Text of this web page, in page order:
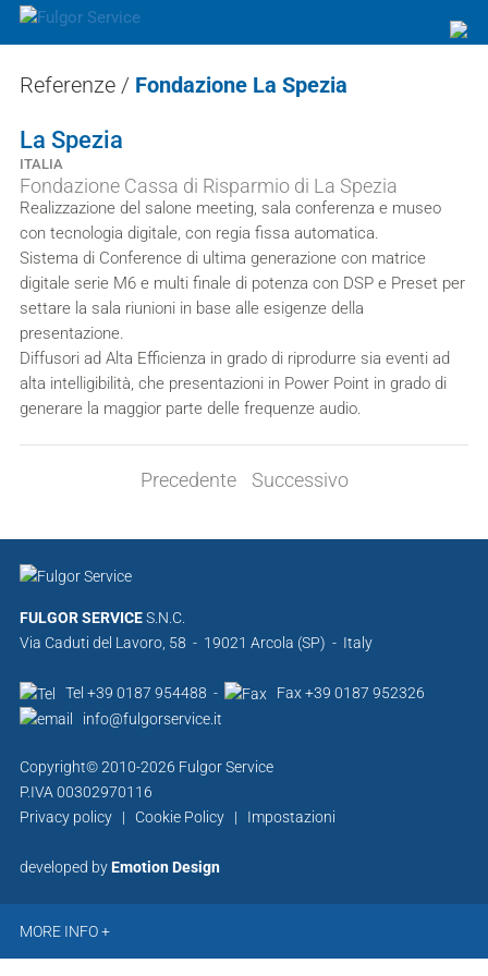
Referenze/ Fondazione La Spezia
La Spezia
ITALIA
Fondazione Cassa di Risparmio di La Spezia
Realizzazione del salone meeting, sala conferenza e museo
con tecnologia digitale, con regia fissa automatica.
Sistema di Conference di ultima generazione con matrice
digitale serie M6 e multi finale di potenza con DSP e Preset per
settare la sala riunioni in base alle esigenze della
presentazione.
Diffusori ad Alta Efficienza in grado di riprodurre sia eventi ad
alta intelligibilità, che presentazioni in Power Point in grado di
generare la maggior parte delle frequenze audio.
Precedente Successivo
FULGOR SERVICES.N.C.
Via Caduti del Lavoro, 58 - 19021 Arcola (SP) - Italy
Tel +39 0187 954488 -
Fax +39 0187 952326
info@fulgorservice.it
Copyright© 2010-2026 Fulgor Service
P.IVA 00302970116
Privacy policy| Cookie Policy| Impostazioni
developed byEmotion Design
MORE INFO +